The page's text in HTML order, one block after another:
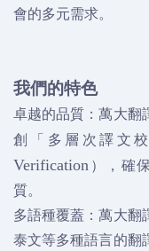
會的多元需求。
我們的特色
卓越的品質：萬大翻
創「多層次譯文
Verification ），確
質。
多語種覆蓋：萬大翻
泰文等多種語言的翻